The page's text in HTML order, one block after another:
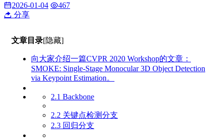
2026-01-04
467
分享
文章目录[隐藏]
向大家介绍一篇CVPR 2020 Workshop的文章：
SMOKE: Single-Stage Monocular 3D Object Detection
via Keypoint Estimation。
2.1 Backbone
2.2 关键点检测分支
2.3 回归分支